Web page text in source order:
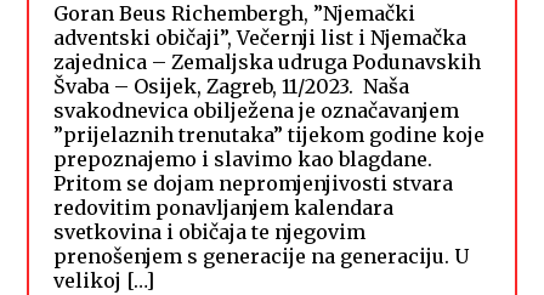
Goran Beus Richembergh, ”Njemački
adventski običaji”, Večernji list i Njemačka
zajednica – Zemaljska udruga Podunavskih
Švaba – Osijek, Zagreb, 11/2023. Naša
svakodnevica obilježena je označavanjem
”prijelaznih trenutaka” tijekom godine koje
prepoznajemo i slavimo kao blagdane.
Pritom se dojam nepromjenjivosti stvara
redovitim ponavljanjem kalendara
svetkovina i običaja te njegovim
prenošenjem s generacije na generaciju. U
velikoj […]